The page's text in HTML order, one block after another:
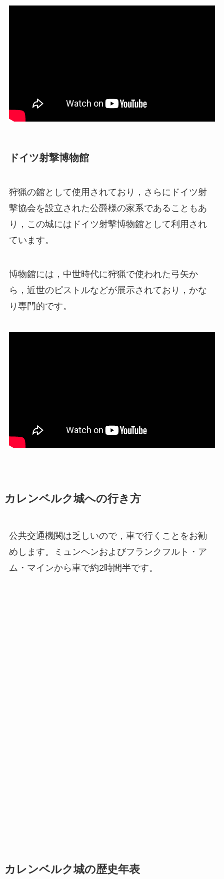
ドイツ射撃博物館
狩猟の館として使用されており，さらにドイツ射
撃協会を設立された公爵様の家系であることもあ
り，この城にはドイツ射撃博物館として利用され
ています。
博物館には，中世時代に狩猟で使われた弓矢か
ら，近世のピストルなどが展示されており，かな
り専門的です。
カレンベルク城への行き方
公共交通機関は乏しいので，車で行くことをお勧
めします。ミュンヘンおよびフランクフルト・ア
ム・マインから車で約2時間半です。
カレンベルク城の歴史年表